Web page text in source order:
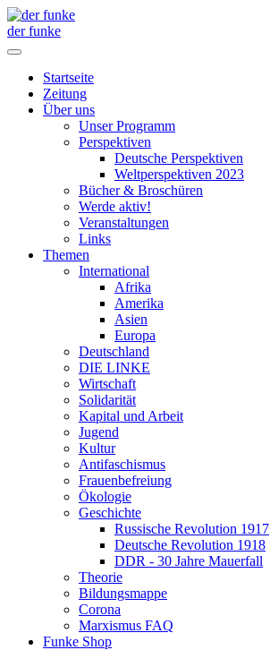
der funke
Startseite
Zeitung
Über uns
Unser Programm
Perspektiven
Deutsche Perspektiven
Weltperspektiven 2023
Bücher & Broschüren
Werde aktiv!
Veranstaltungen
Links
Themen
International
Afrika
Amerika
Asien
Europa
Deutschland
DIE LINKE
Wirtschaft
Solidarität
Kapital und Arbeit
Jugend
Kultur
Antifaschismus
Frauenbefreiung
Ökologie
Geschichte
Russische Revolution 1917
Deutsche Revolution 1918
DDR - 30 Jahre Mauerfall
Theorie
Bildungsmappe
Corona
Marxismus FAQ
Funke Shop